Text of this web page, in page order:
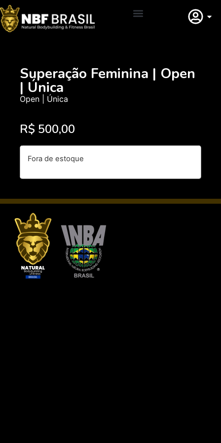
Superação Feminina | Open
| Única
Open | Única
R$ 500,00
Fora de estoque